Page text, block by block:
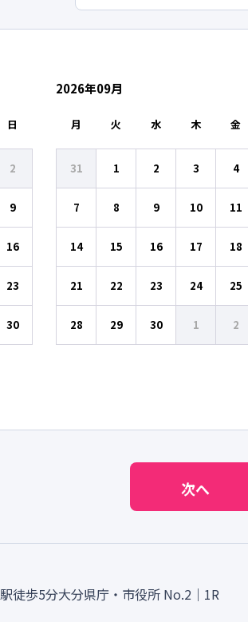
日
2
9
16
23
30
2026年09月
月 火 水 木 金
31 1 2 3 4
7 8 9 10 11
14 15 16 17 18
21 22 23 24 25
28 29 30 1 2
次へ
徒歩5分大分県庁・市役所 No.2｜1R